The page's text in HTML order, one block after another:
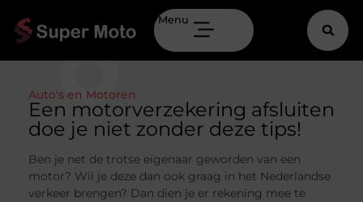
Menu
Auto's en Motoren
Een motorverzekering afsluiten
doe je niet zonder deze tips!
Ben je net de trotse eigenaar geworden van een
motor? Wil je deze dan ook graag in het Nederlandse
verkeer brengen? Dan dien je er rekening mee te